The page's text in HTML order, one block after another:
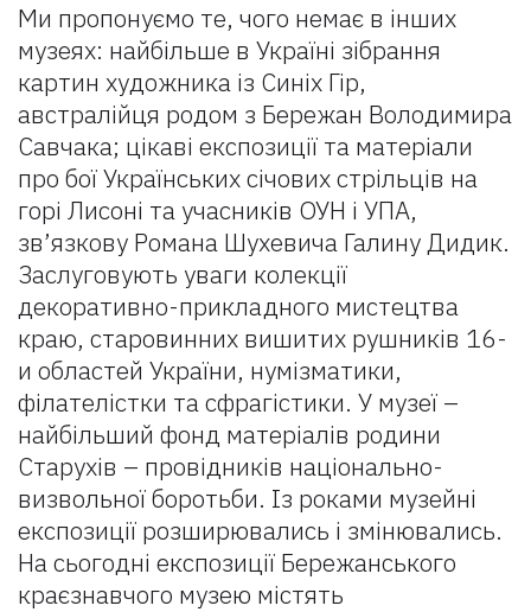
Ми пропонуємо те, чого немає в інших
музеях: найбільше в Україні зібрання
картин художника із Синіх Гір,
австралійця родом з Бережан Володимира
Савчака; цікаві експозиції та матеріали
про бої Українських січових стрільців на
горі Лисоні та учасників ОУН і УПА,
зв’язкову Романа Шухевича Галину Дидик.
Заслуговують уваги колекції
декоративно-прикладного мистецтва
краю, старовинних вишитих рушників 16-
и областей України, нумізматики,
філателістки та сфрагістики. У музеї –
найбільший фонд матеріалів родини
Старухів – провідників національно-
визвольної боротьби. Із роками музейні
експозиції розширювались і змінювались.
На сьогодні експозиції Бережанського
краєзнавчого музею містять